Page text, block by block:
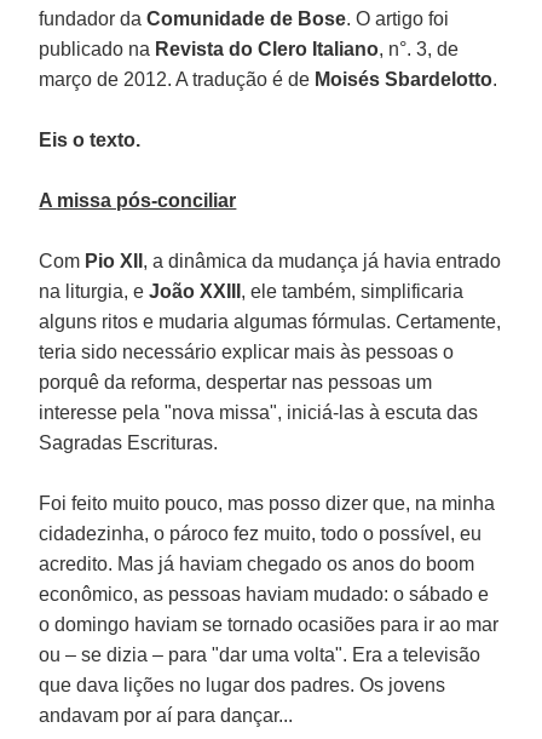
fundador daComunidade de Bose. O artigo foi
publicado na Revista do Clero Italiano, n°. 3, de
março de 2012. A tradução é de Moisés Sbardelotto.
Eis o texto.
A missa pós-conciliar
Com Pio XII , a dinâmica da mudança já havia entrado
na liturgia, eJoão XXIII , ele também, simplificaria
alguns ritos e mudaria algumas fórmulas. Certamente,
teria sido necessário explicar mais às pessoas o
porquê da reforma, despertar nas pessoas um
interesse pela "nova missa", iniciá-las à escuta das
Sagradas Escrituras.
Foi feito muito pouco, mas posso dizer que, na minha
cidadezinha, o pároco fez muito, todo o possível, eu
acredito. Mas já haviam chegado os anos do boom
econômico, as pessoas haviam mudado: o sábado e
o domingo haviam se tornado ocasiões para ir ao mar
ou – se dizia – para "dar uma volta". Era a televisão
que dava lições no lugar dos padres. Os jovens
andavam por aí para dançar...